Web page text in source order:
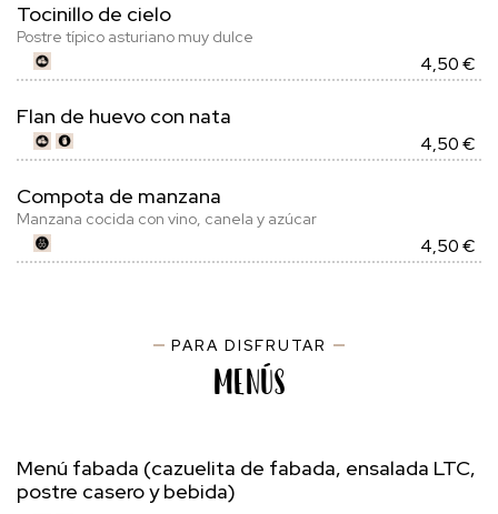
Tocinillo de cielo
Postre típico asturiano muy dulce
4,50 €
Flan de huevo con nata
4,50 €
Compota de manzana
Manzana cocida con vino, canela y azúcar
4,50 €
PARA DISFRUTAR
Menús
Menú fabada (cazuelita de fabada, ensalada LTC,
postre casero y bebida)